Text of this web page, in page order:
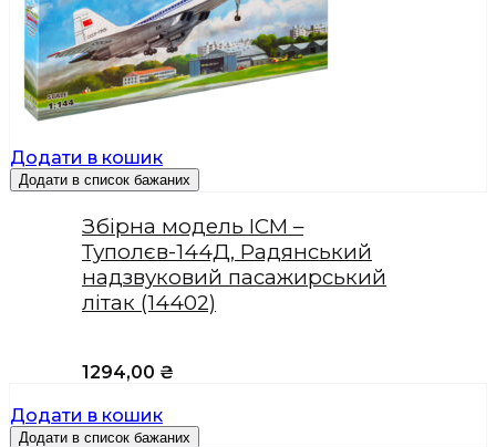
Додати в кошик
Додати в список бажаних
Збірна модель ICM –
Туполєв-144Д, Радянський
надзвуковий пасажирський
літак (14402)
1294,00 ₴
Додати в кошик
Додати в список бажаних